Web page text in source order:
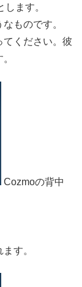
ます。
ものです。
てください。彼
Cozmoの背中
す。